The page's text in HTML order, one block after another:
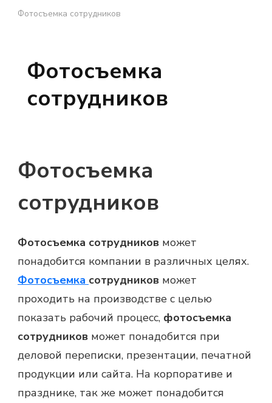
Фотосъемка сотрудников
Фотосъемка
сотрудников
Фотосъемка
сотрудников
Фотосъемка сотрудников может
понадобится компании в различных целях.
Фотосъемка сотрудников может
проходить на производстве с целью
показать рабочий процесс, фотосъемка
сотрудников может понадобится при
деловой переписки, презентации, печатной
продукции или сайта. На корпоративе и
празднике, так же может понадобится